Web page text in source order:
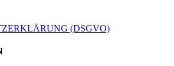
(DSGVO)